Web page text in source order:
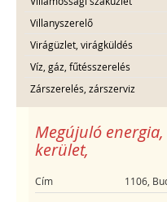
Villanyszerelő
Virágüzlet, virágküldés
Víz, gáz, fűtésszerelés
Zárszerelés, zárszerviz
Megújuló
kerület,
Cím 1106,